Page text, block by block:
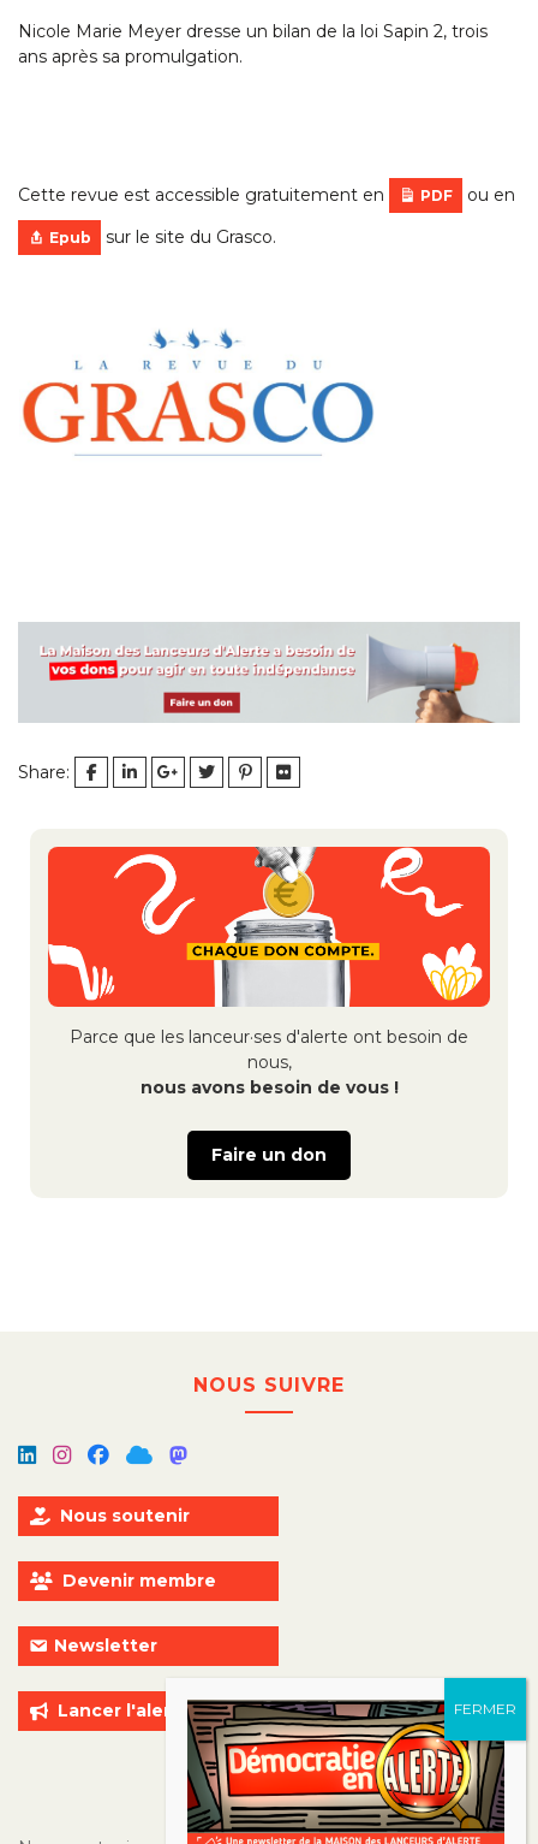
Nicole Marie Meyer dresse un bilan de la loi Sapin 2, trois
ans après sa promulgation.
Cette revue est accessible gratuitement en PDF ou en
Epub sur le site du Grasco.
Share:
Navigation
l’article
Parce que les lanceur·ses d'alerte ont besoin de
nous,
nous avons besoin de vous !
Faire un don
NOUS SUIVRE
Nous soutenir
Devenir membre
Newsletter
Lancer l'alerte
ALLER PLUS LOIN